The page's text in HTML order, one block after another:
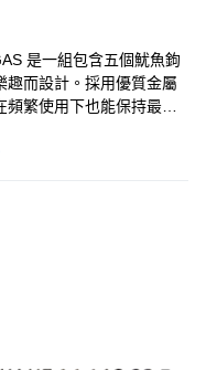
是一組包含五個魷魚鉤
趣而設計。採用優質金屬
繁使用下也能保持最佳
更專注於享受釣魚的過